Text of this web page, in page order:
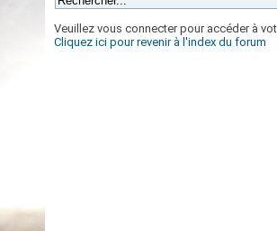
Veuillez vous connecter pour accéder à
Cliquez ici pour revenir à l'index du forum